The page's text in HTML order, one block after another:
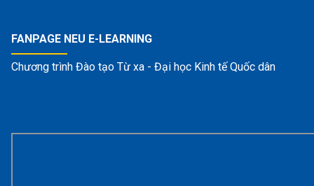
FANPAGE NEU E-LEARNING
Chương trình Đào tạo Từ xa - Đại học Kinh tế Quốc dân